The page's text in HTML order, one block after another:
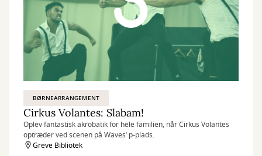
BØRNEARRANGEMENT
Cirkus Volantes: Slabam!
Oplev fantastisk akrobatik for hele familien, når Cirkus Volantes
optræder ved scenen på Waves’ p-plads.
Greve Bibliotek